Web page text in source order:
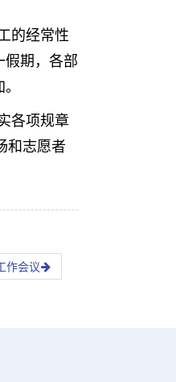
的经常性
假期，各部
各项规章
和志愿者
作会议